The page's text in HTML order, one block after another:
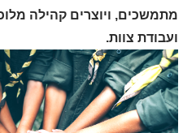
מתמשכים, ויוצרים קהילה
ועבודת צוות.